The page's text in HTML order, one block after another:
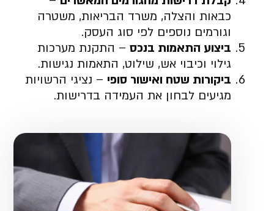
כבאות והצלה, משרד הבריאות, משטרה
וגורמים נוספים לפי סוג העסק.
ביצוע התאמות בנכס – התקנת מערכות
גילוי וכיבוי אש, שילוט, התאמות נגישות.
ביקורות שטח ואישור סופי – נציגי הרשויות
מגיעים לבחון את העמידה בדרישות.